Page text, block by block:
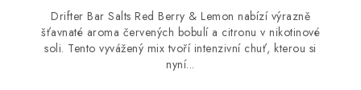
Drifter Bar Salts Red Berry & Lemon nabízí výrazně
šťavnaté aroma červených bobulí a citronu v nikotinové
soli. Tento vyvážený mix tvoří intenzivní chuť, kterou si
nyní...